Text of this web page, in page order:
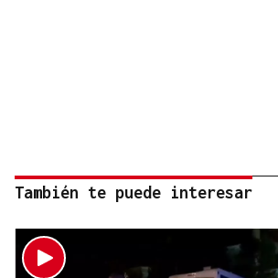
También te puede interesar